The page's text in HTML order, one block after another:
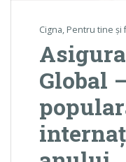
Cigna, Pentru tine și
Global